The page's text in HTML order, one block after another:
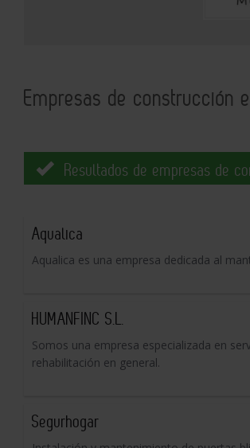
Empresas de construcción
Resultados de empresas de
Aqualica
Aqualica es una empresa dedicada al
HUMANFINC S.L.
Somos una empresa especializada en
rehabilitación en general.
Segurhogar